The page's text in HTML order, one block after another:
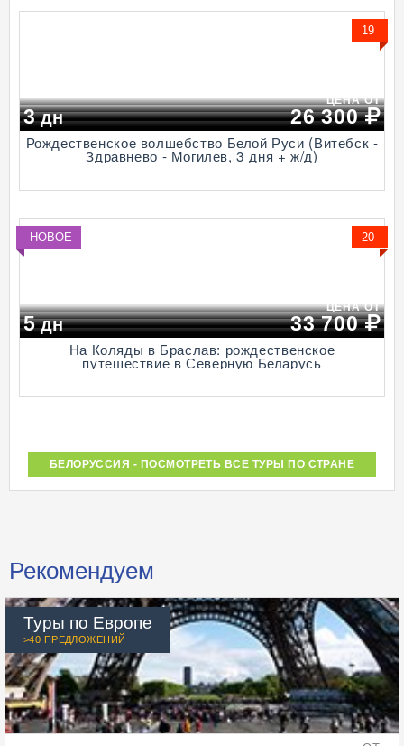
19
3дн
ЦЕНА ОТ
26 300
Рождественское волшебство Белой Руси (Витебск -
Здравнево - Могилев, 3 дня + ж/д)
НОВОЕ 20
5дн
ЦЕНА ОТ
33 700
На Коляды в Браслав: рождественское
путешествие в Северную Беларусь
БЕЛОРУССИЯ - ПОСМОТРЕТЬ ВСЕ ТУРЫ ПО СТРАНЕ
Рекомендуем
Туры по Европе
>40 ПРЕДЛОЖЕНИЙ